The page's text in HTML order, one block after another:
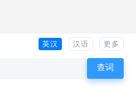
英汉 汉语 更多